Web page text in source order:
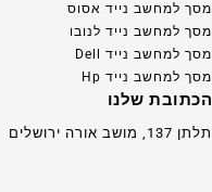
מסך למחשב נייד אסוס
מסך למחשב נייד לנובו
מסך למחשב נייד Dell
מסך למחשב נייד Hp
הכתובת שלנו
תלתן 137, מושב אורה ירושלים